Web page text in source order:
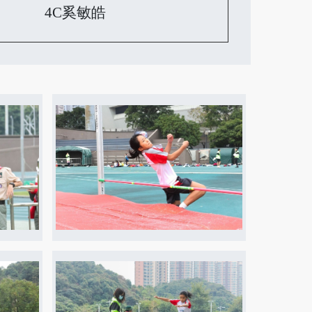
4C奚敏皓